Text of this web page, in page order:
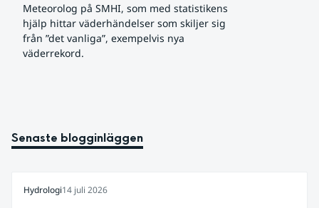
Meteorolog på SMHI, som med statistikens
hjälp hittar väderhändelser som skiljer sig
från ”det vanliga”, exempelvis nya
väderrekord.
Senaste blogginläggen
Hydrologi14 juli 2026